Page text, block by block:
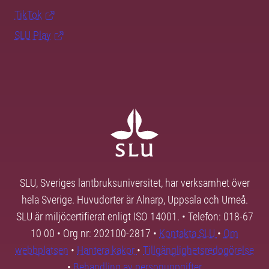
TikTok
SLU Play
SLU, Sveriges lantbruksuniversitet, har verksamhet över
hela Sverige. Huvudorter är Alnarp, Uppsala och Umeå.
SLU är miljöcertifierat enligt ISO 14001. • Telefon: 018-67
10 00 • Org nr: 202100-2817 • Kontakta SLU • Om
webbplatsen • Hantera kakor • Tillgänglighetsredogörelse